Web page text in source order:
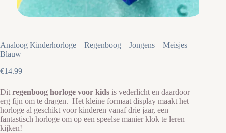
Analoog Kinderhorloge – Regenboog – Jongens – Meisjes –
Blauw
€14.99
Dit regenboog horloge voor kids is vederlicht en daardoor
erg fijn om te dragen. Het kleine formaat display maakt het
horloge al geschikt voor kinderen vanaf drie jaar, een
fantastisch horloge om op een speelse manier klok te leren
kijken!